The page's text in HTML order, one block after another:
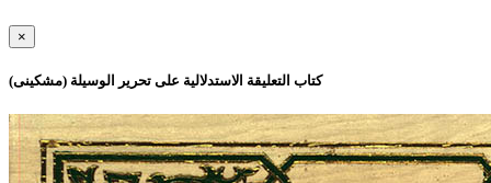
×
کتاب التعليقة الاستدلالية علی تحرير الوسيلة (مشکینی)